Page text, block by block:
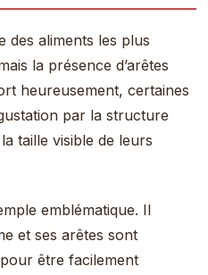
des aliments les plus
la présence d’arêtes
heureusement, certaines
par la structure
taille visible de leurs
emblématique. Il
et ses arêtes sont
être facilement